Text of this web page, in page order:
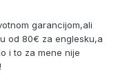
garancijom,ali
od 80€ za englesku,a
i to za mene nije